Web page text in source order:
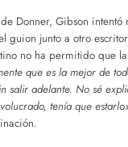
Donner, Gibson intentó
guion junto a otro
no ha permitido que
que es la mejor de
salir adelante. No sé
tenía que